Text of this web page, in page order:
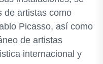
de artistas como
Picasso, así como
de artistas
internacional y